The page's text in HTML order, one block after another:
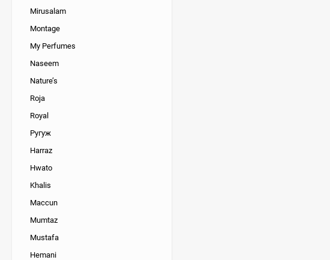
Mirusalam
Montage
My Perfumes
Naseem
Nature’s
Roja
Royal
Ругуж
Harraz
Hwato
Khalis
Maccun
Mumtaz
Mustafa
Hemani